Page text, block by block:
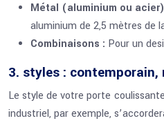
Métal (aluminium ou
aluminium de 2,5 mètres de
Combinaisons : Pour un
3. styles :
Le style de votre porte
industriel, par exemple,